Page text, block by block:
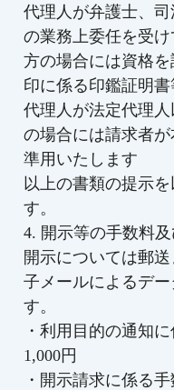
代理人が弁護士、
の業務上委任を受
方の場合には資格
印に係る印鑑証明書
代理人が法定代理
の場合には請求者
準用いたします
以上の書類の提示
す。
4. 開示等の手数料
開示については郵
子メールによるデ
す。
・利用目的の通知
1,000円
・開示請求に係る